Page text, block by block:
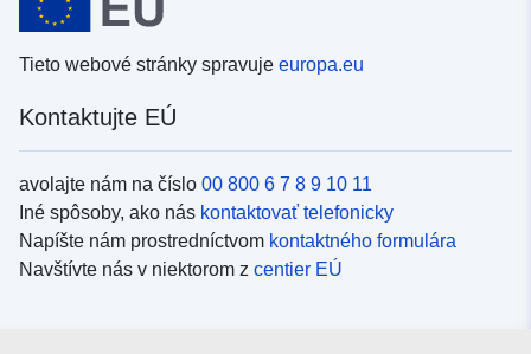
Tieto webové stránky spravuje europa.eu
Kontaktujte EÚ
avolajte nám na číslo 00 800 6 7 8 9 10 11
Iné spôsoby, ako nás kontaktovať telefonicky
Napíšte nám prostredníctvom kontaktného formulára
Navštívte nás v niektorom z centier EÚ